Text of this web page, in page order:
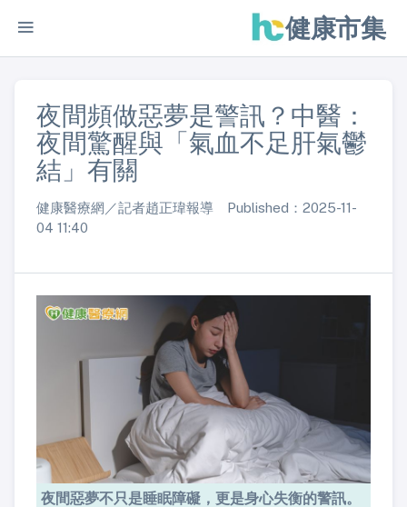
健康市集
夜間頻做惡夢是警訊？中醫：
夜間驚醒與「氣血不足肝氣鬱
結」有關
健康醫療網／記者趙正瑋報導 Published：2025-11-
04 11:40
夜間惡夢不只是睡眠障礙，更是身心失衡的警訊。